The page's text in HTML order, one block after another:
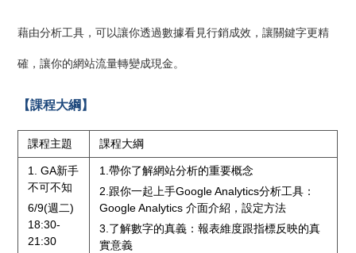
藉由分析工具，可以讓你透過數據看見行銷成效，讓關鍵字更精
確，讓你的網站流量轉變成現金。
【課程大綱】
課程主題 課程大綱
1. GA新手
不可不知
6/9(週二)
18:30-
21:30
1.帶你了解網站分析的重要概念
2.跟你一起上手Google Analytics分析工具：
Google Analytics 介面介紹，設定方法
3.了解數字的真義：報表維度跟指標反映的真
實意義